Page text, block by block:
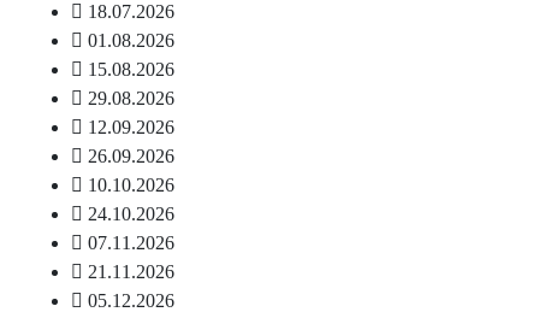
18.07.2026
01.08.2026
15.08.2026
29.08.2026
12.09.2026
26.09.2026
10.10.2026
24.10.2026
07.11.2026
21.11.2026
05.12.2026